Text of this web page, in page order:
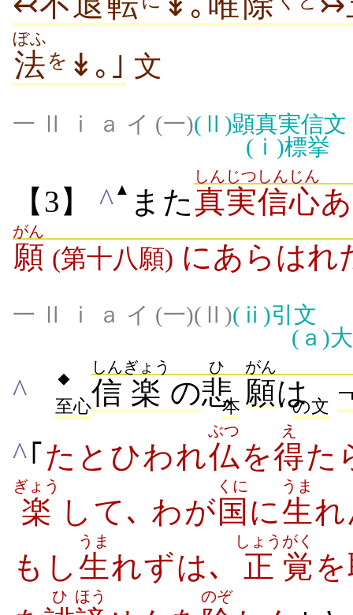
法
ぼふ
を ↡｡｣ 文
一 Ⅱ ⅰ ａ イ (一)(Ⅱ)顕真実信文
(ⅰ)標挙
【3】 ^ ▲ また真実
しんじつ
信心
しんじん
願
がん
(第十八願) にあらはれ
一 Ⅱ ⅰ ａ イ (一)(Ⅱ)(ⅱ)引文
(ａ)
^ ◆
至心信
しん
楽
ぎょう
の悲
ひ
本 願
がん
はの文
^｢ たとひわれ仏
ぶつ
を得
え
た
楽
ぎょう
して､ わが国
くに
に生
うま
もし 生
うま
れずは､ 正
しょう
覚
がく
を
ひ ほう のぞ